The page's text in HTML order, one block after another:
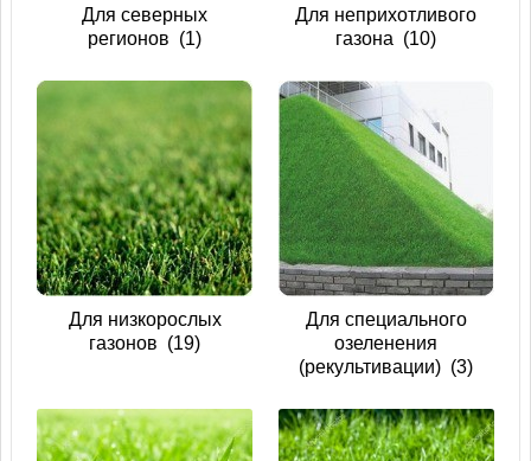
Для северных
регионов (1)
Для неприхотливого
газона (10)
Для низкорослых
газонов (19)
Для специального
озеленения
(рекультивации) (3)